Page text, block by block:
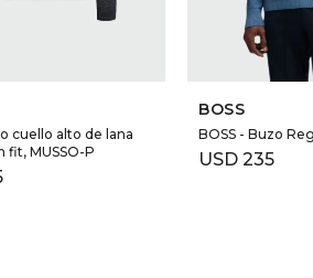
cuello alto de lana
fit, MUSSO-P
BOSS
BOSS - Buzo
USD 235